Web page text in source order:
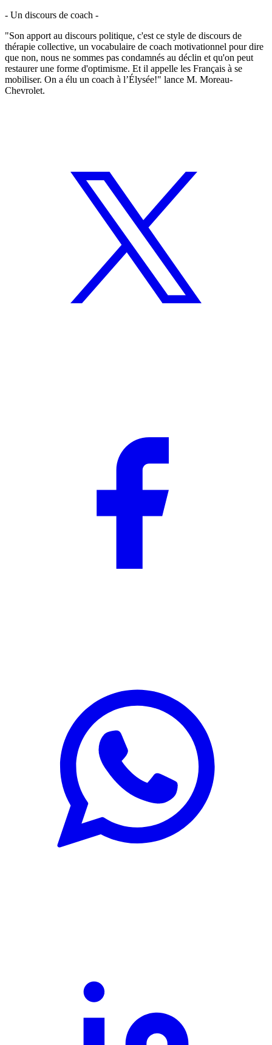
- Un discours de coach -
"Son apport au discours politique, c'est ce style de discours de
thérapie collective, un vocabulaire de coach motivationnel pour dire
que non, nous ne sommes pas condamnés au déclin et qu'on peut
restaurer une forme d'optimisme. Et il appelle les Français à se
mobiliser. On a élu un coach à l’Élysée!" lance M. Moreau-
Chevrolet.